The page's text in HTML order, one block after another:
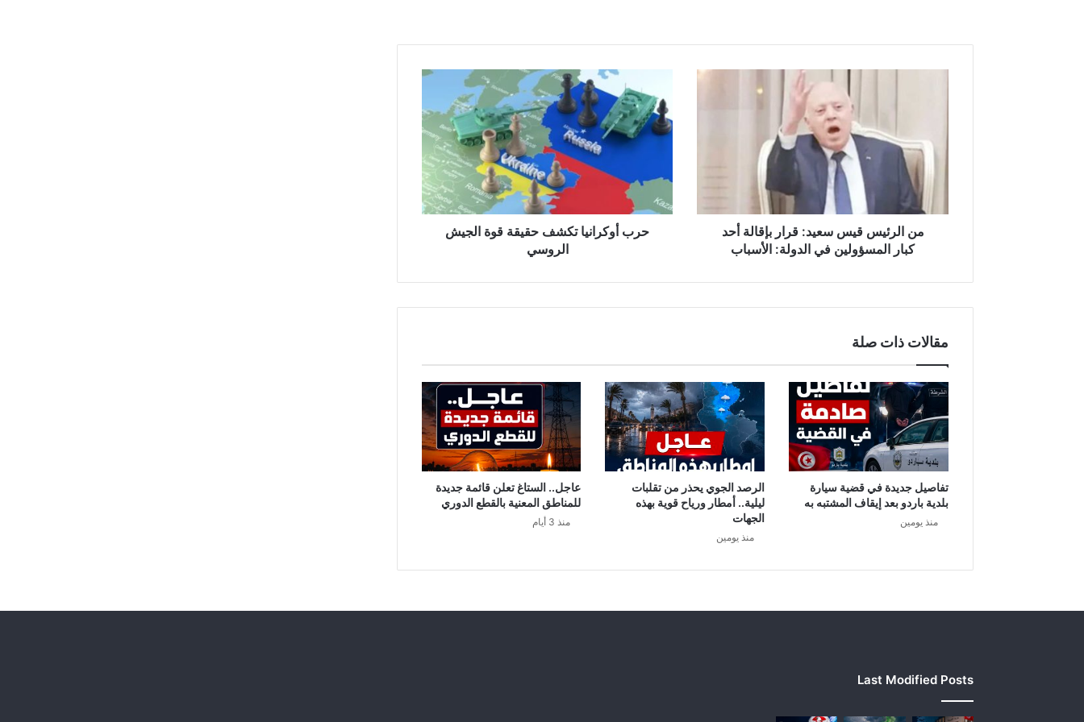
قرار
أحد
المسؤولين
من الرئيس قيس سعيد: قرار بإقالة أحد
كبار المسؤولين في الدولة: الأسباب
أوكرانيا
تكشف
حقيقة
الروسي
حرب أوكرانيا تكشف حقيقة قوة الجيش
الروسي
مقالات ذات صلة
تفاصيل جديدة في قضية سيارة
بلدية باردو بعد إيقاف المشتبه به
منذ يومين
الرصد الجوي يحذر من تقلبات
ليلية.. أمطار ورياح قوية بهذه
الجهات
منذ يومين
عاجل.. الستاغ تعلن قائمة جديدة
للمناطق المعنية بالقطع الدوري
منذ 3 أيام
Last Modified Posts